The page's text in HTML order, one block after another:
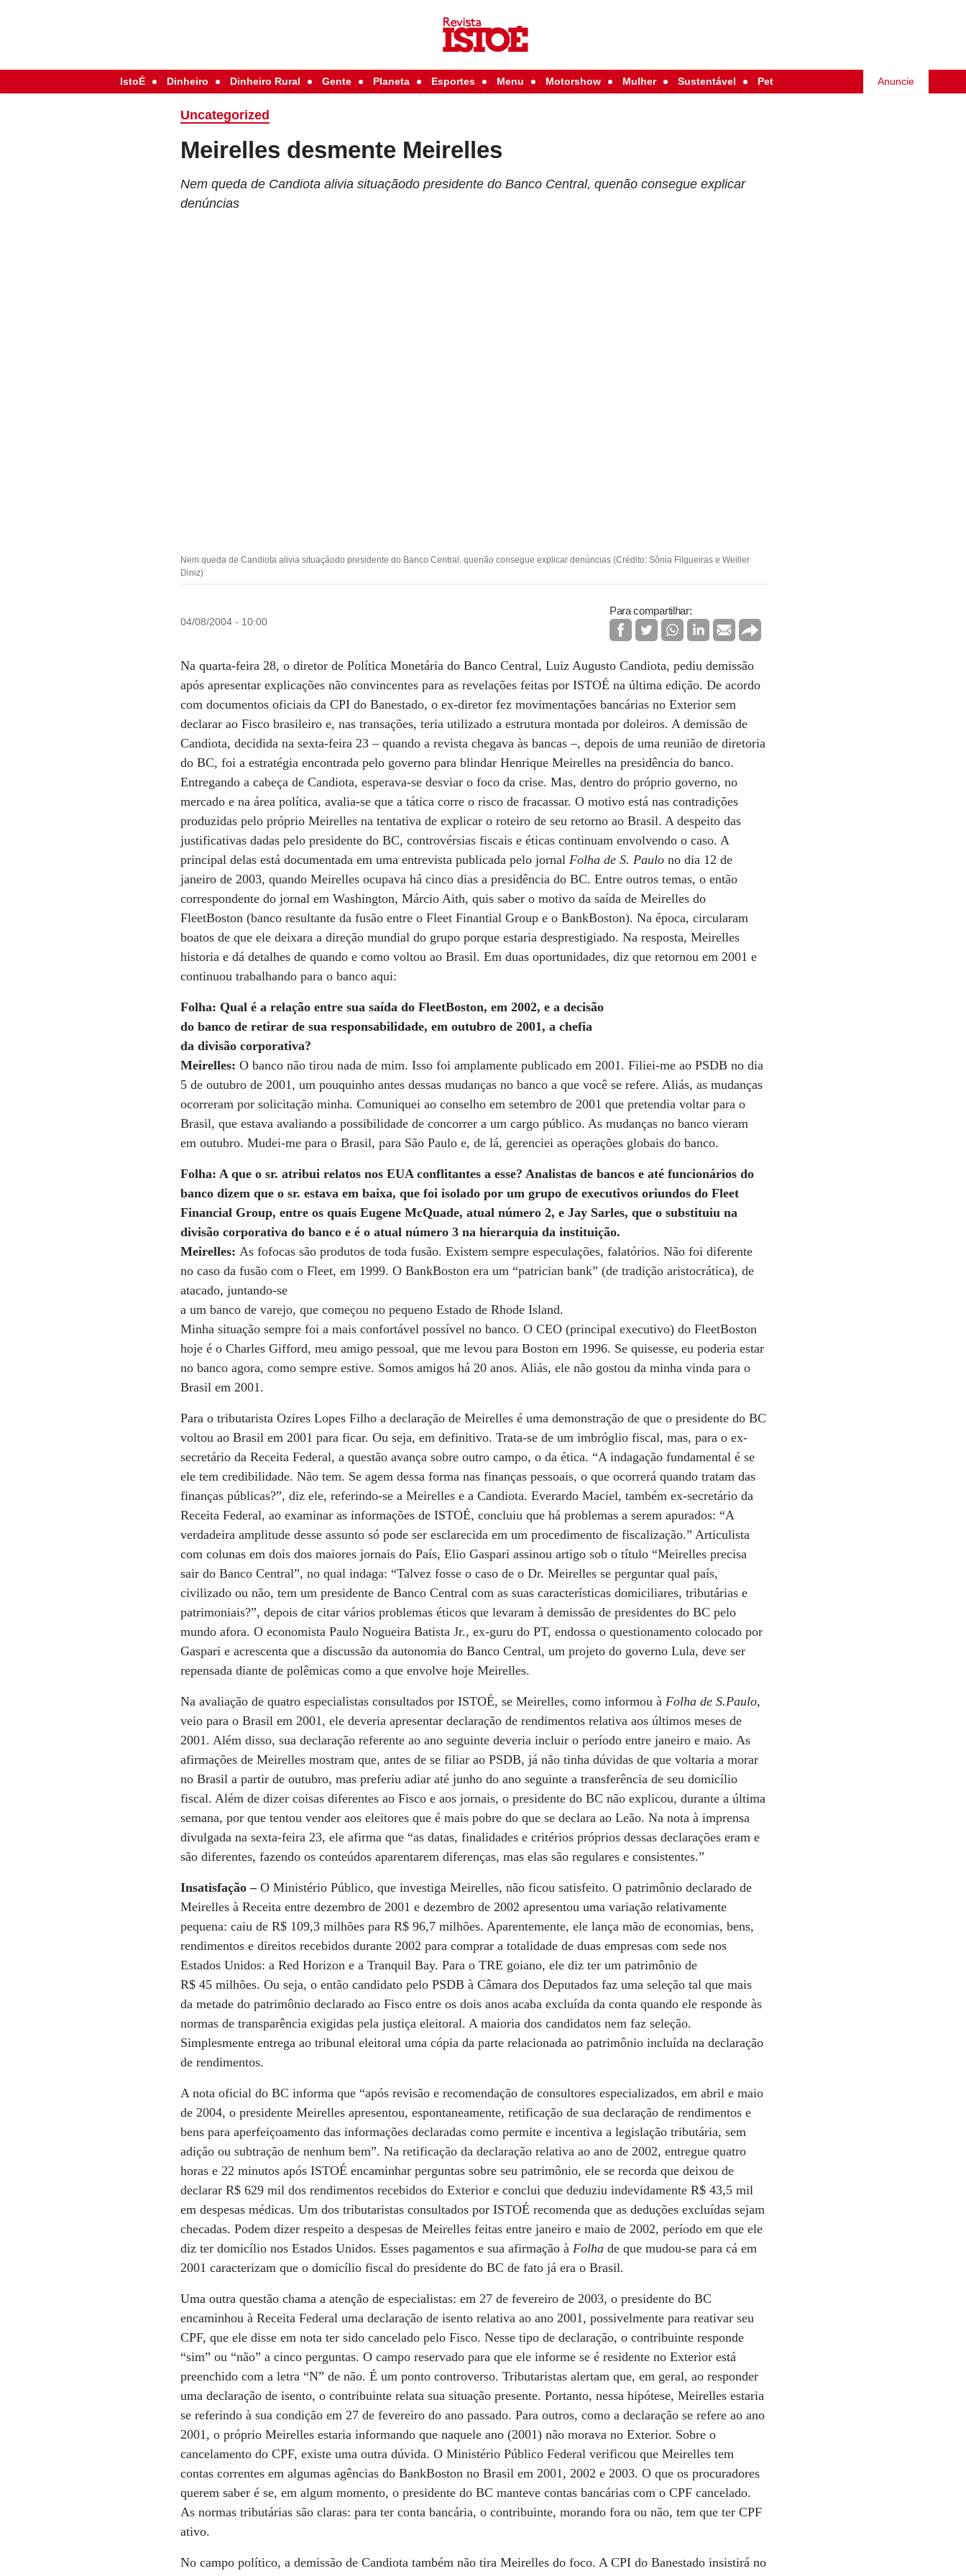
IstoÉ Dinheiro Dinheiro Rural Gente Planeta Esportes Menu Motorshow Mulher Sustentável Pet Anuncie
Uncategorized
Meirelles desmente Meirelles
Nem queda de Candiota alivia situaçãodo presidente do Banco Central, quenão consegue explicar
denúncias
Nem queda de Candiota alivia situaçãodo presidente do Banco Central, quenão consegue explicar denúncias (Crédito: Sônia Filgueiras e Weiller
Diniz)
04/08/2004 - 10:00
Para compartilhar:
Na quarta-feira 28, o diretor de Política Monetária do Banco Central, Luiz Augusto Candiota, pediu demissão
após apresentar explicações não convincentes para as revelações feitas por ISTOÉ na última edição. De acordo
com documentos oficiais da CPI do Banestado, o ex-diretor fez movimentações bancárias no Exterior sem
declarar ao Fisco brasileiro e, nas transações, teria utilizado a estrutura montada por doleiros. A demissão de
Candiota, decidida na sexta-feira 23 – quando a revista chegava às bancas –, depois de uma reunião de diretoria
do BC, foi a estratégia encontrada pelo governo para blindar Henrique Meirelles na presidência do banco.
Entregando a cabeça de Candiota, esperava-se desviar o foco da crise. Mas, dentro do próprio governo, no
mercado e na área política, avalia-se que a tática corre o risco de fracassar. O motivo está nas contradições
produzidas pelo próprio Meirelles na tentativa de explicar o roteiro de seu retorno ao Brasil. A despeito das
justificativas dadas pelo presidente do BC, controvérsias fiscais e éticas continuam envolvendo o caso. A
principal delas está documentada em uma entrevista publicada pelo jornalFolha de S. Paulo no dia 12 de
janeiro de 2003, quando Meirelles ocupava há cinco dias a presidência do BC. Entre outros temas, o então
correspondente do jornal em Washington, Márcio Aith, quis saber o motivo da saída de Meirelles do
FleetBoston (banco resultante da fusão entre o Fleet Finantial Group e o BankBoston). Na época, circularam
boatos de que ele deixara a direção mundial do grupo porque estaria desprestigiado. Na resposta, Meirelles
historia e dá detalhes de quando e como voltou ao Brasil. Em duas oportunidades, diz que retornou em 2001 e
continuou trabalhando para o banco aqui:
Folha: Qual é a relação entre sua saída do FleetBoston, em 2002, e a decisão
do banco de retirar de sua responsabilidade, em outubro de 2001, a chefia
da divisão corporativa?
Meirelles:O banco não tirou nada de mim. Isso foi amplamente publicado em 2001. Filiei-me ao PSDB no dia
5 de outubro de 2001, um pouquinho antes dessas mudanças no banco a que você se refere. Aliás, as mudanças
ocorreram por solicitação minha. Comuniquei ao conselho em setembro de 2001 que pretendia voltar para o
Brasil, que estava avaliando a possibilidade de concorrer a um cargo público. As mudanças no banco vieram
em outubro. Mudei-me para o Brasil, para São Paulo e, de lá, gerenciei as operações globais do banco.
Folha: A que o sr. atribui relatos nos EUA conflitantes a esse? Analistas de bancos e até funcionários do
banco dizem que o sr. estava em baixa, que foi isolado por um grupo de executivos oriundos do Fleet
Financial Group, entre os quais Eugene McQuade, atual número 2, e Jay Sarles, que o substituiu na
divisão corporativa do banco e é o atual número 3 na hierarquia da instituição.
Meirelles:As fofocas são produtos de toda fusão. Existem sempre especulações, falatórios. Não foi diferente
no caso da fusão com o Fleet, em 1999. O BankBoston era um “patrician bank” (de tradição aristocrática), de
atacado, juntando-se
a um banco de varejo, que começou no pequeno Estado de Rhode Island.
Minha situação sempre foi a mais confortável possível no banco. O CEO (principal executivo) do FleetBoston
hoje é o Charles Gifford, meu amigo pessoal, que me levou para Boston em 1996. Se quisesse, eu poderia estar
no banco agora, como sempre estive. Somos amigos há 20 anos. Aliás, ele não gostou da minha vinda para o
Brasil em 2001.
Para o tributarista Ozires Lopes Filho a declaração de Meirelles é uma demonstração de que o presidente do BC
voltou ao Brasil em 2001 para ficar. Ou seja, em definitivo. Trata-se de um imbróglio fiscal, mas, para o ex-
secretário da Receita Federal, a questão avança sobre outro campo, o da ética. “A indagação fundamental é se
ele tem credibilidade. Não tem. Se agem dessa forma nas finanças pessoais, o que ocorrerá quando tratam das
finanças públicas?”, diz ele, referindo-se a Meirelles e a Candiota. Everardo Maciel, também ex-secretário da
Receita Federal, ao examinar as informações de ISTOÉ, concluiu que há problemas a serem apurados: “A
verdadeira amplitude desse assunto só pode ser esclarecida em um procedimento de fiscalização.” Articulista
com colunas em dois dos maiores jornais do País, Elio Gaspari assinou artigo sob o título “Meirelles precisa
sair do Banco Central”, no qual indaga: “Talvez fosse o caso de o Dr. Meirelles se perguntar qual país,
civilizado ou não, tem um presidente de Banco Central com as suas características domiciliares, tributárias e
patrimoniais?”, depois de citar vários problemas éticos que levaram à demissão de presidentes do BC pelo
mundo afora. O economista Paulo Nogueira Batista Jr., ex-guru do PT, endossa o questionamento colocado por
Gaspari e acrescenta que a discussão da autonomia do Banco Central, um projeto do governo Lula, deve ser
repensada diante de polêmicas como a que envolve hoje Meirelles.
Na avaliação de quatro especialistas consultados por ISTOÉ, se Meirelles, como informou à Folha de S.Paulo,
veio para o Brasil em 2001, ele deveria apresentar declaração de rendimentos relativa aos últimos meses de
2001. Além disso, sua declaração referente ao ano seguinte deveria incluir o período entre janeiro e maio. As
afirmações de Meirelles mostram que, antes de se filiar ao PSDB, já não tinha dúvidas de que voltaria a morar
no Brasil a partir de outubro, mas preferiu adiar até junho do ano seguinte a transferência de seu domicílio
fiscal. Além de dizer coisas diferentes ao Fisco e aos jornais, o presidente do BC não explicou, durante a última
semana, por que tentou vender aos eleitores que é mais pobre do que se declara ao Leão. Na nota à imprensa
divulgada na sexta-feira 23, ele afirma que “as datas, finalidades e critérios próprios dessas declarações eram e
são diferentes, fazendo os conteúdos aparentarem diferenças, mas elas são regulares e consistentes.”
Insatisfação –O Ministério Público, que investiga Meirelles, não ficou satisfeito. O patrimônio declarado de
Meirelles à Receita entre dezembro de 2001 e dezembro de 2002 apresentou uma variação relativamente
pequena: caiu de R$ 109,3 milhões para R$ 96,7 milhões. Aparentemente, ele lança mão de economias, bens,
rendimentos e direitos recebidos durante 2002 para comprar a totalidade de duas empresas com sede nos
Estados Unidos: a Red Horizon e a Tranquil Bay. Para o TRE goiano, ele diz ter um patrimônio de
R$ 45 milhões. Ou seja, o então candidato pelo PSDB à Câmara dos Deputados faz uma seleção tal que mais
da metade do patrimônio declarado ao Fisco entre os dois anos acaba excluída da conta quando ele responde às
normas de transparência exigidas pela justiça eleitoral. A maioria dos candidatos nem faz seleção.
Simplesmente entrega ao tribunal eleitoral uma cópia da parte relacionada ao patrimônio incluída na declaração
de rendimentos.
A nota oficial do BC informa que “após revisão e recomendação de consultores especializados, em abril e maio
de 2004, o presidente Meirelles apresentou, espontaneamente, retificação de sua declaração de rendimentos e
bens para aperfeiçoamento das informações declaradas como permite e incentiva a legislação tributária, sem
adição ou subtração de nenhum bem”. Na retificação da declaração relativa ao ano de 2002, entregue quatro
horas e 22 minutos após ISTOÉ encaminhar perguntas sobre seu patrimônio, ele se recorda que deixou de
declarar R$ 629 mil dos rendimentos recebidos do Exterior e conclui que deduziu indevidamente R$ 43,5 mil
em despesas médicas. Um dos tributaristas consultados por ISTOÉ recomenda que as deduções excluídas sejam
checadas. Podem dizer respeito a despesas de Meirelles feitas entre janeiro e maio de 2002, período em que ele
diz ter domicílio nos Estados Unidos. Esses pagamentos e sua afirmação àFolha de que mudou-se para cá em
2001 caracterizam que o domicílio fiscal do presidente do BC de fato já era o Brasil.
Uma outra questão chama a atenção de especialistas: em 27 de fevereiro de 2003, o presidente do BC
encaminhou à Receita Federal uma declaração de isento relativa ao ano 2001, possivelmente para reativar seu
CPF, que ele disse em nota ter sido cancelado pelo Fisco. Nesse tipo de declaração, o contribuinte responde
“sim” ou “não” a cinco perguntas. O campo reservado para que ele informe se é residente no Exterior está
preenchido com a letra “N” de não. É um ponto controverso. Tributaristas alertam que, em geral, ao responder
uma declaração de isento, o contribuinte relata sua situação presente. Portanto, nessa hipótese, Meirelles estaria
se referindo à sua condição em 27 de fevereiro do ano passado. Para outros, como a declaração se refere ao ano
2001, o próprio Meirelles estaria informando que naquele ano (2001) não morava no Exterior. Sobre o
cancelamento do CPF, existe uma outra dúvida. O Ministério Público Federal verificou que Meirelles tem
contas correntes em algumas agências do BankBoston no Brasil em 2001, 2002 e 2003. O que os procuradores
querem saber é se, em algum momento, o presidente do BC manteve contas bancárias com o CPF cancelado.
As normas tributárias são claras: para ter conta bancária, o contribuinte, morando fora ou não, tem que ter CPF
ativo.
No campo político, a demissão de Candiota também não tira Meirelles do foco. A CPI do Banestado insistirá no